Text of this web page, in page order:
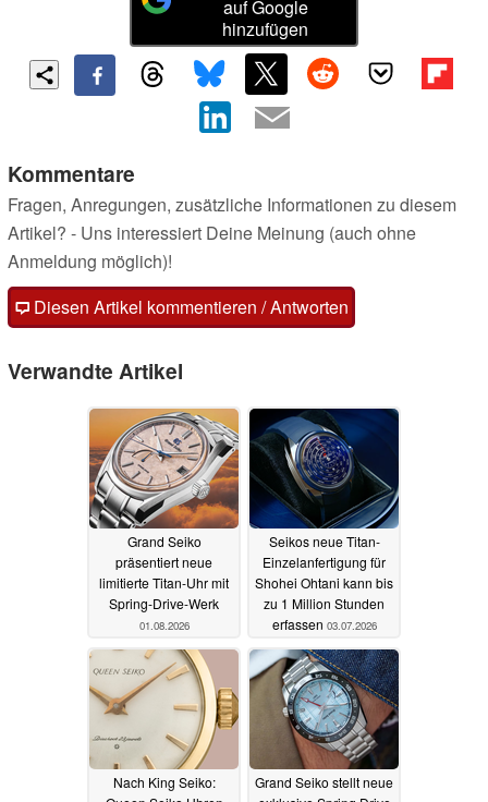
auf Google
hinzufügen
Kommentare
Fragen, Anregungen, zusätzliche Informationen zu diesem
Artikel? - Uns interessiert Deine Meinung (auch ohne
Anmeldung möglich)!
Diesen Artikel kommentieren / Antworten
Verwandte Artikel
Grand Seiko
präsentiert neue
limitierte Titan-Uhr mit
Spring-Drive-Werk
01.08.2026
Seikos neue Titan-
Einzelanfertigung für
Shohei Ohtani kann bis
zu 1 Million Stunden
erfassen 03.07.2026
Nach King Seiko:
Grand Seiko stellt neue